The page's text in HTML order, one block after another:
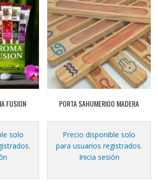
FUSION
solo
PORTA SAHUMERIOO MADERA
Precio disponible solo
para usuarios registrados.
Inicia sesión